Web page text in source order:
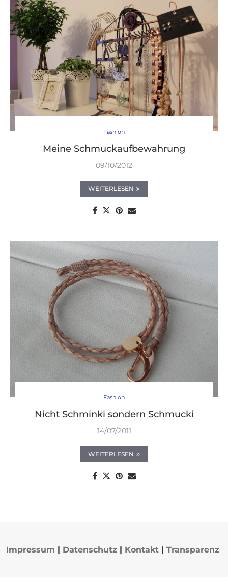
Fashion
Meine Schmuckaufbewahrung
09/10/2012
WEITERLESEN
Fashion
Nicht Schminki sondern Schmucki
14/07/2011
WEITERLESEN
Impressum | Datenschutz | Kontakt | Transparenz